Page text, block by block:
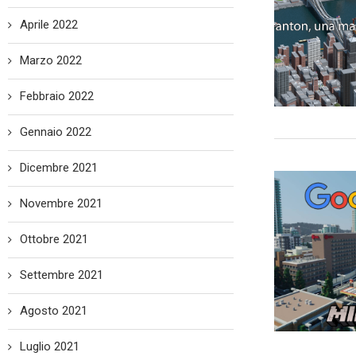
Aprile 2022
Marzo 2022
Febbraio 2022
Gennaio 2022
Dicembre 2021
Novembre 2021
Ottobre 2021
Settembre 2021
Agosto 2021
Luglio 2021